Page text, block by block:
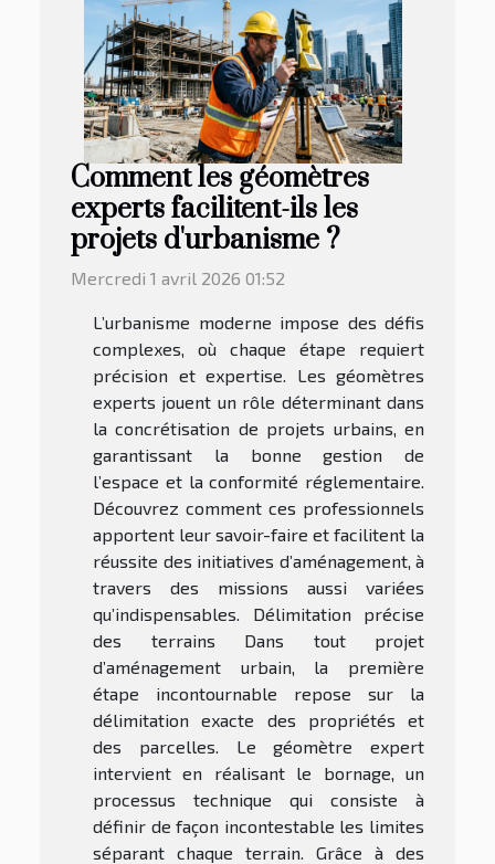
Comment les géomètres
experts facilitent-ils les
projets d'urbanisme ?
Mercredi 1 avril 2026 01:52
L’urbanisme moderne impose des défis
complexes, où chaque étape requiert
précision et expertise. Les géomètres
experts jouent un rôle déterminant dans
la concrétisation de projets urbains, en
garantissant la bonne gestion de
l’espace et la conformité réglementaire.
Découvrez comment ces professionnels
apportent leur savoir-faire et facilitent la
réussite des initiatives d’aménagement, à
travers des missions aussi variées
qu’indispensables. Délimitation précise
des terrains Dans tout projet
d’aménagement urbain, la première
étape incontournable repose sur la
délimitation exacte des propriétés et
des parcelles. Le géomètre expert
intervient en réalisant le bornage, un
processus technique qui consiste à
définir de façon incontestable les limites
séparant chaque terrain. Grâce à des